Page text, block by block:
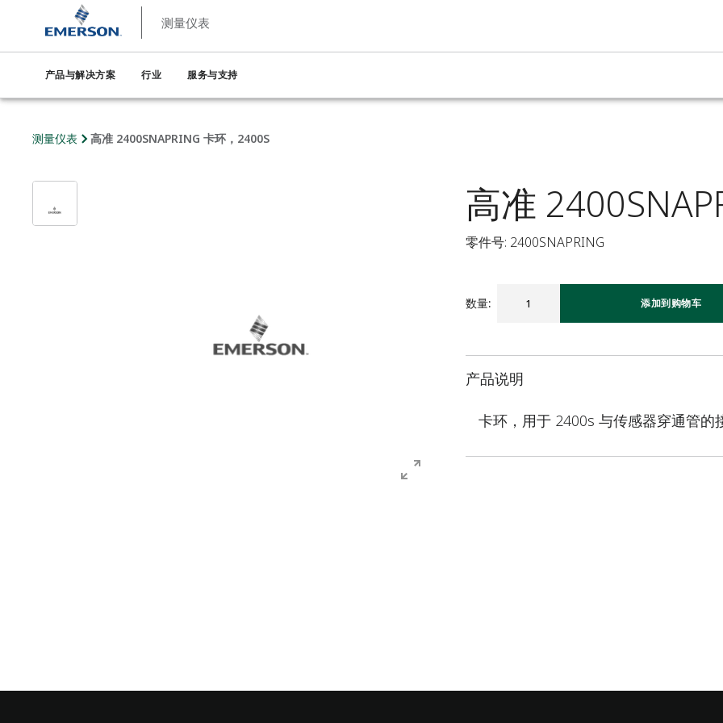
测量仪表
产品与解决方案 行业 服务与支持
测量仪表 高准 2400SNAPRING 卡环，2400S
高准
零件号: 2400SNAPRING
数量: 添加到购物车
产品说明
卡环，用于 2400s 与传感器穿通管的